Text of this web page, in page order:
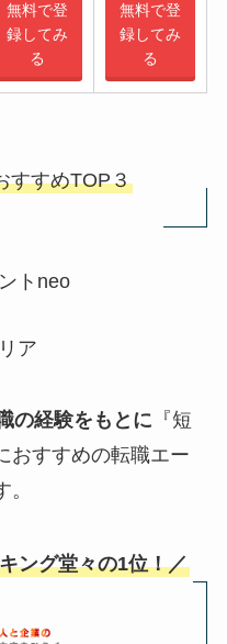
無料で登
録してみ
る
無料で登
録してみ
る
すすめTOP３
トneo
ア
の経験をもとに 『短
おすすめの転職エー
ング堂々の1位！／